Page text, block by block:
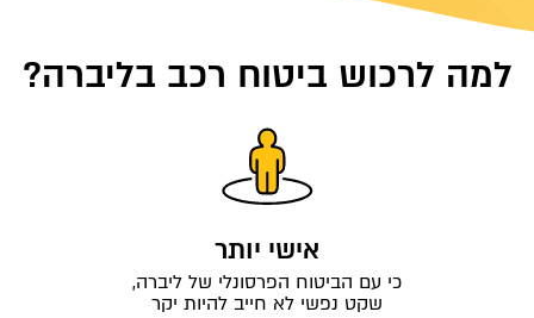
למה לרכוש ביטוח רכב בליברה?
אישי יותר
כי עם הביטוח הפרסונלי של ליברה,
שקט נפשי לא חייב להיות יקר